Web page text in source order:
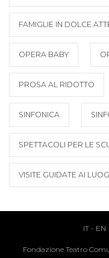
FAMIGLIE IN DOLCE
OPERA BABY
PROSA AL RIDOTTO
SINFONICA
SPETTACOLI PER LE
VISITE GUIDATE AI
IT- EN
Fondazione Teatro